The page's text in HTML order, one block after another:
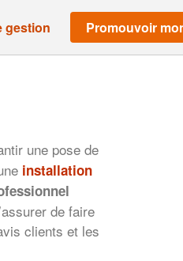
gestion Promouvoir
une pose de
installation
de faire
clients et les